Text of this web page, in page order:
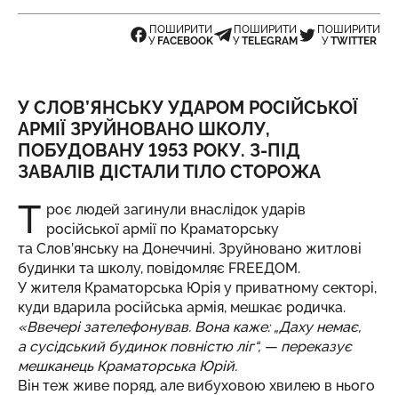
ПОШИРИТИ
У FACEBOOK
ПОШИРИТИ
УTELEGRAM
ПОШИРИТИ
УTWITTER
У СЛОВ’ЯНСЬКУ УДАРОМ РОСІЙСЬКОЇ
АРМІЇ ЗРУЙНОВАНО ШКОЛУ,
ПОБУДОВАНУ 1953 РОКУ. З-ПІД
ЗАВАЛІВ ДІСТАЛИ ТІЛО СТОРОЖА
Т роє людей загинули внаслідок ударів
російської армії по Краматорську
та Слов’янську на Донеччині. Зруйновано житлові
будинки та школу, повідомляє FRЕЕДОМ.
У жителя Краматорська Юрія у приватному секторі,
куди вдарила російська армія, мешкає родичка.
«Ввечері зателефонував. Вона каже: „Даху немає,
а сусідський будинок повністю ліг“, — переказує
мешканець Краматорська Юрій.
Він теж живе поряд, але вибуховою хвилею в нього